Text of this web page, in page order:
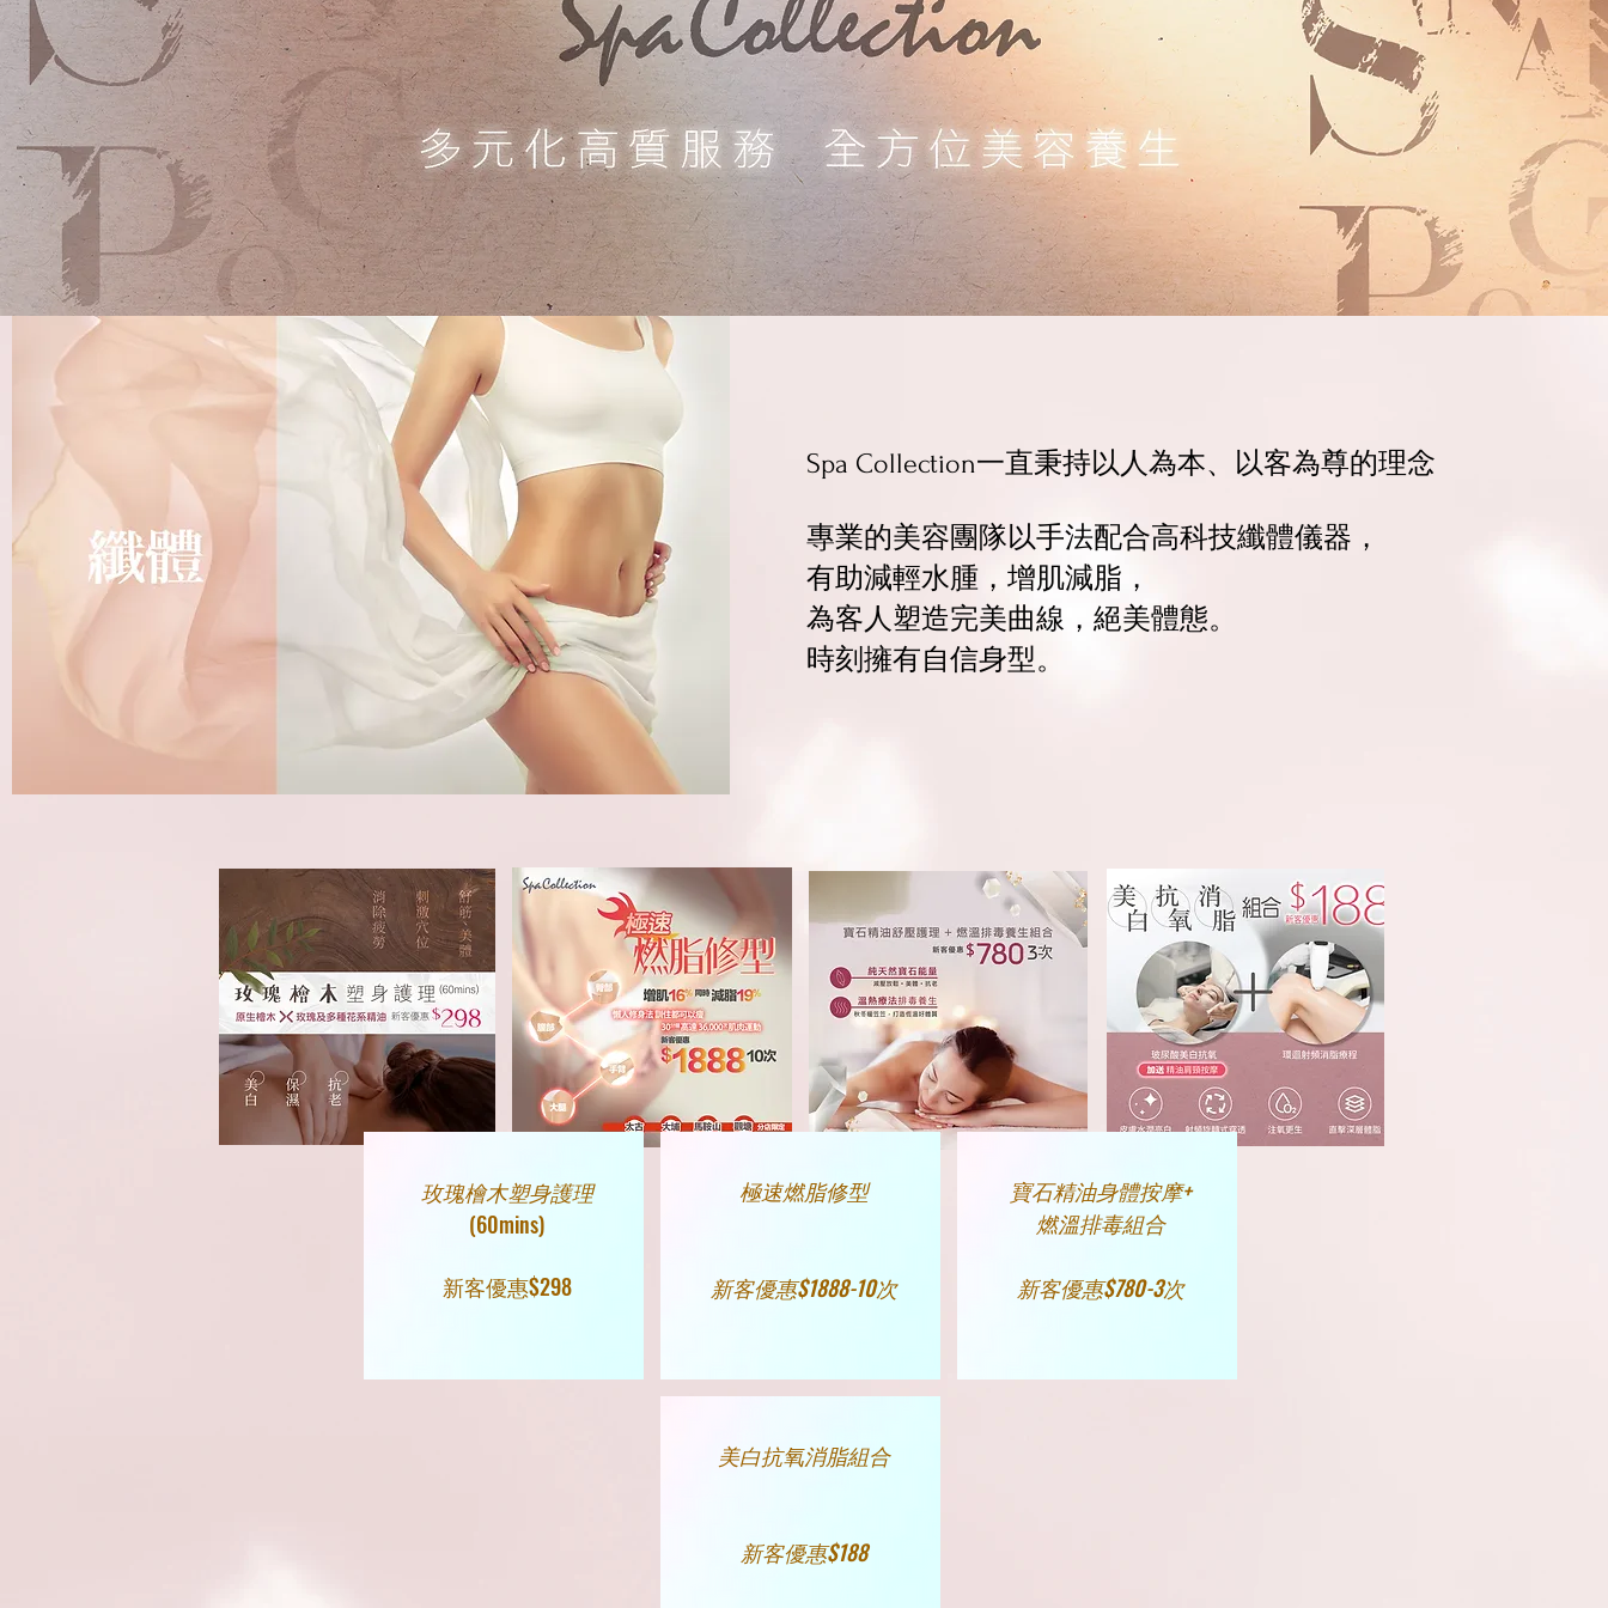
Spa Collection一直秉持以人為本、以客為尊的理念
專業的美容團隊以手法配合高科技纖體儀器，
有助減輕水腫，增肌減脂，
為客人塑造完美曲線，絕美體態。
​時刻擁有自信身型。
玫瑰檜木塑身護理
(60mins)
​新客優惠$298
極速燃脂修型
​新客優惠$1888-10次
寶石精油身體按摩+
燃溫排毒組合
​新客優惠$780-3次
美白抗氧消脂組合
​新客優惠$188